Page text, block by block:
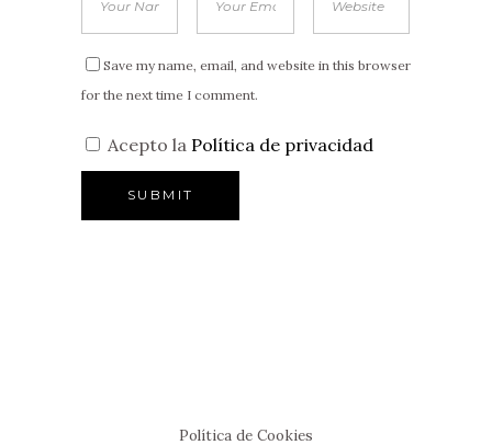
Save my name, email, and website in this browser
for the next time I comment.
Acepto la Política de privacidad
Política de Cookies